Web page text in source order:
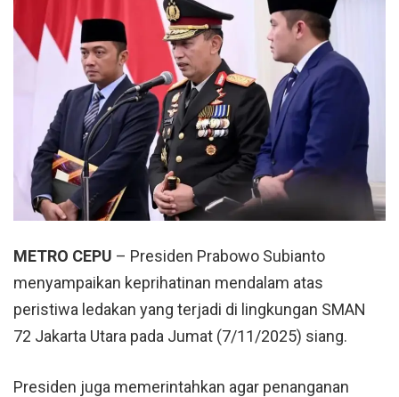
METRO CEPU – Presiden Prabowo Subianto
menyampaikan keprihatinan mendalam atas
peristiwa ledakan yang terjadi di lingkungan SMAN
72 Jakarta Utara pada Jumat (7/11/2025) siang.
Presiden juga memerintahkan agar penanganan